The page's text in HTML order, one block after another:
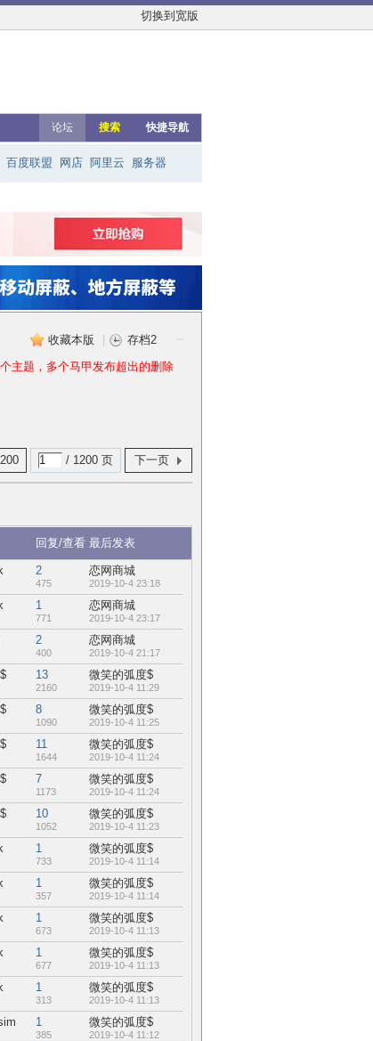
切换到宽版
论坛 搜索 快捷导航
百度联盟 网店 阿里云 服务器
收藏本版 存档2
主题，多个马甲发布超出的删除
/ 1200 页 下一页
回复/查看 最后发表
2
475
恋网商城
2019-10-4 23:18
1
771
恋网商城
2019-10-4 23:17
2
400
恋网商城
2019-10-4 21:17
13
2160
微笑的弧度$
2019-10-4 11:29
8
1090
微笑的弧度$
2019-10-4 11:25
11
1644
微笑的弧度$
2019-10-4 11:24
7
1173
微笑的弧度$
2019-10-4 11:24
10
1052
微笑的弧度$
2019-10-4 11:23
1
733
微笑的弧度$
2019-10-4 11:14
1
357
微笑的弧度$
2019-10-4 11:14
1
673
微笑的弧度$
2019-10-4 11:13
1
677
微笑的弧度$
2019-10-4 11:13
1
313
微笑的弧度$
2019-10-4 11:13
1
385
微笑的弧度$
2019-10-4 11:12